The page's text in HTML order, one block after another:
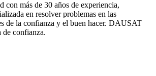
con más de 30 años de experiencia,
en resolver problemas en las
de la confianza y el buen hacer. DAUSAT
de confianza.